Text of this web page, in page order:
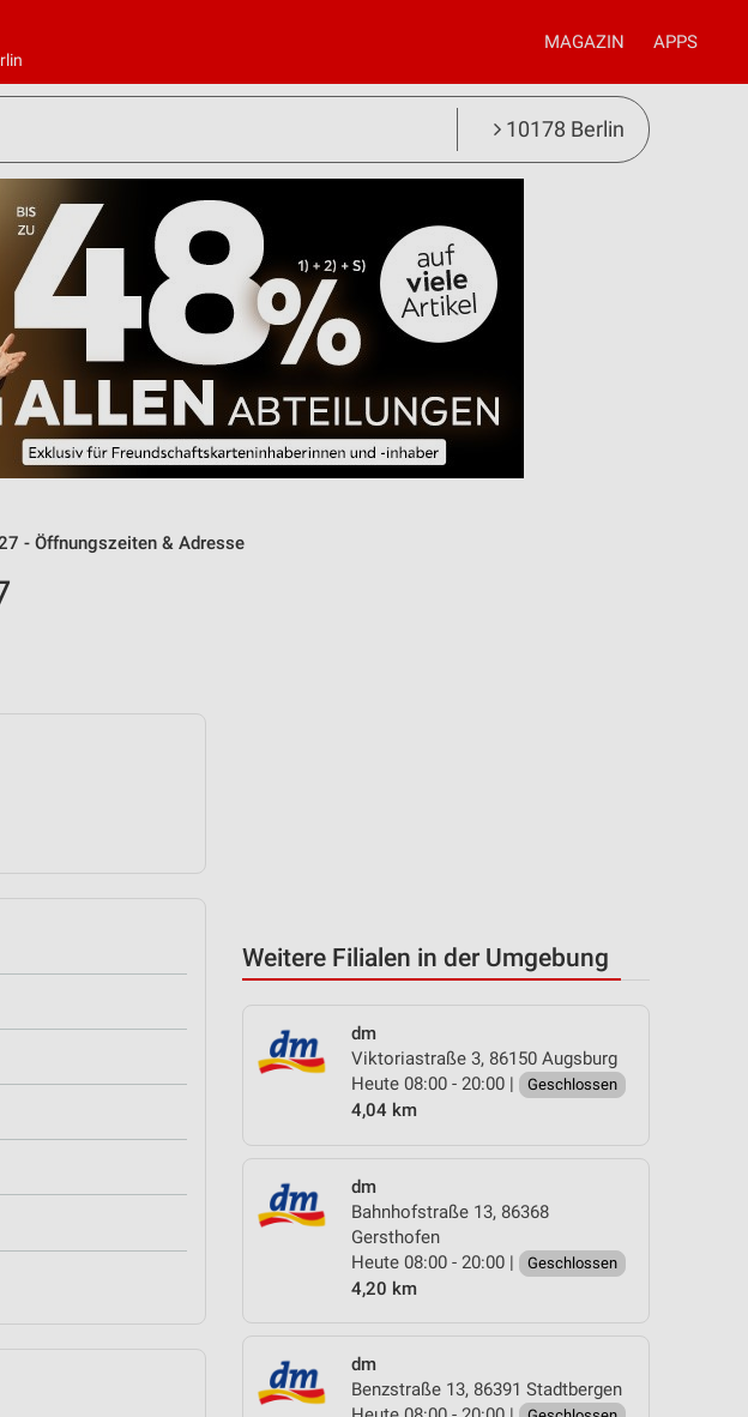
MAGAZIN APPS
10178 Berlin
- Öffnungszeiten & Adresse
Weitere Filialen in der Umgebung
dm
Viktoriastraße 3, 86150 Augsburg
Heute 08:00 - 20:00 |
Geschlossen
4,04 km
dm
Bahnhofstraße 13, 86368
Gersthofen
Heute 08:00 - 20:00 |
Geschlossen
4,20 km
dm
Benzstraße 13, 86391 Stadtbergen